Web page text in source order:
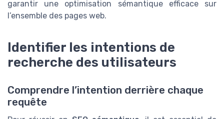
garantir une optimisation sémantique efficace sur
l’ensemble des pages web.
Identifier les intentions de
recherche des utilisateurs
Comprendre l’intention derrière chaque
requête